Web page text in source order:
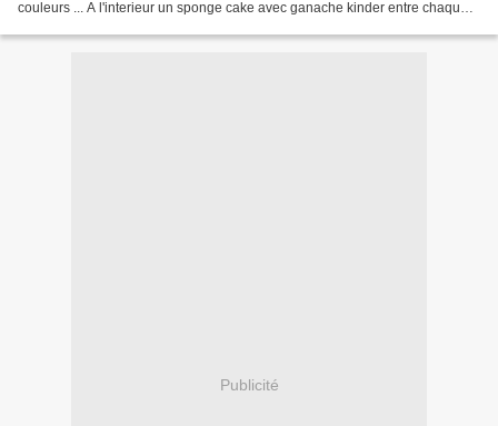
couleurs ... A l'interieur un sponge cake avec ganache kinder entre chaque
Publicité